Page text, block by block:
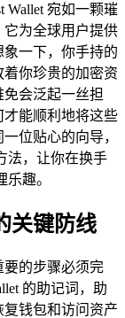
Wallet 宛如一颗璀
为全球用户提供
一下，你手持的
你珍贵的加密资
会泛起一丝担
能顺利地将这些
位贴心的向导，
法，让你在换手
趣。
关键防线
的步骤必须完
的助记词，助
钱包和访问资产